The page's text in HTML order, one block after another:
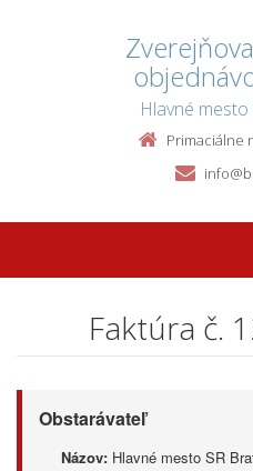
Hlavné
Primaciálne
Faktúra č.
Obstarávateľ
Názov: Hlavné mesto SR